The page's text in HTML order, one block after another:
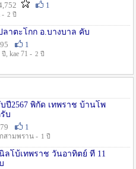
1
- 2 ปี
ลาตะโกก อ.บางบาล คับ
1
ปี , kae 71 - 2 ปี
ปี2567 พิกัด เทพราช บ้านโพ
บ
1
กสามพราน - 1 ปี
ลโบ้เทพราช วันอาทิตย์ ที่ 11